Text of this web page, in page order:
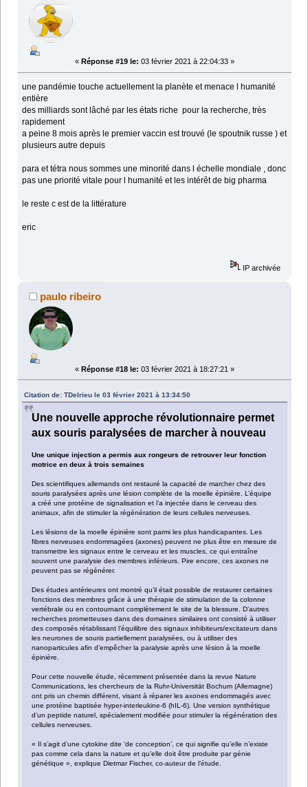
« Réponse #19 le: 03 février 2021 à 22:04:33 »
une pandémie touche actuellement la planète et menace l humanité
entière
des milliards sont lâché par les états riche pour la recherche, très
rapidement
a peine 8 mois après le premier vaccin est trouvé (le spoutnik russe ) et
plusieurs autre depuis
para et tétra nous sommes une minorité dans l échelle mondiale , donc
pas une priorité vitale pour l humanité et les intérêt de big pharma
le reste c est de la littérature
eric
IP archivée
paulo ribeiro
« Réponse #18 le: 03 février 2021 à 18:27:21 »
Citation de: TDelrieu le 03 février 2021 à 13:34:50
Une nouvelle approche révolutionnaire permet
aux souris paralysées de marcher à nouveau
Une unique injection a permis aux rongeurs de retrouver leur fonction
motrice en deux à trois semaines
Des scientifiques allemands ont restauré la capacité de marcher chez des
souris paralysées après une lésion complète de la moelle épinière. L’équipe
a créé une protéine de signalisation et l’a injectée dans le cerveau des
animaux, afin de stimuler la régénération de leurs cellules nerveuses.
Les lésions de la moelle épinière sont parmi les plus handicapantes. Les
fibres nerveuses endommagées (axones) peuvent ne plus être en mesure de
transmettre les signaux entre le cerveau et les muscles, ce qui entraîne
souvent une paralysie des membres inférieurs. Pire encore, ces axones ne
peuvent pas se régénérer.
Des études antérieures ont montré qu’il était possible de restaurer certaines
fonctions des membres grâce à une thérapie de stimulation de la colonne
vertébrale ou en contournant complètement le site de la blessure. D’autres
recherches prometteuses dans des domaines similaires ont consisté à utiliser
des composés rétablissant l’équilibre des signaux inhibiteurs/excitateurs dans
les neurones de souris partiellement paralysées, ou à utiliser des
nanoparticules afin d’empêcher la paralysie après une lésion à la moelle
épinière.
Pour cette nouvelle étude, récemment présentée dans la revue Nature
Communications, les chercheurs de la Ruhr-Universität Bochum (Allemagne)
ont pris un chemin différent, visant à réparer les axones endommagés avec
une protéine baptisée hyper-interleukine-6 (hIL-6). Une version synthétique
d’un peptide naturel, spécialement modifiée pour stimuler la régénération des
cellules nerveuses.
« Il s’agit d’une cytokine dite ‘de conception’, ce qui signifie qu’elle n’existe
pas comme cela dans la nature et qu’elle doit être produite par génie
génétique », explique Dietmar Fischer, co-auteur de l’étude.